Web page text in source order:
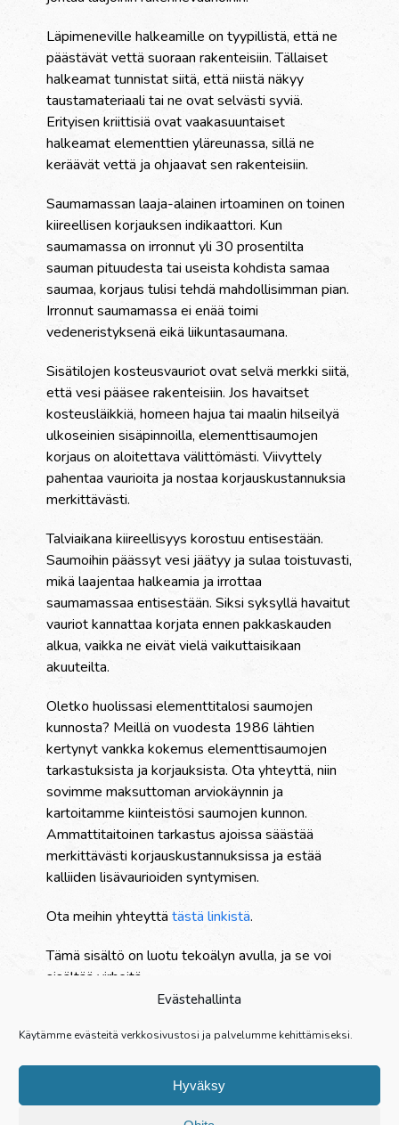
Evästehallinta
Käytämme evästeitä verkkosivustosi ja palvelumme kehittämiseksi.
Hyväksy
Läpimeneville halkeamille on tyypillistä, että ne
päästävät vettä suoraan rakenteisiin. Tällaiset
halkeamat tunnistat siitä, että niistä näkyy
taustamateriaali tai ne ovat selvästi syviä.
Erityisen kriittisiä ovat vaakasuuntaiset
halkeamat elementtien yläreunassa, sillä ne
keräävät vettä ja ohjaavat sen rakenteisiin.
Saumamassan laaja-alainen irtoaminen on toinen
kiireellisen korjauksen indikaattori. Kun
saumamassa on irronnut yli 30 prosentilta
sauman pituudesta tai useista kohdista samaa
saumaa, korjaus tulisi tehdä mahdollisimman pian.
Irronnut saumamassa ei enää toimi
vedeneristyksenä eikä liikuntasaumana.
Sisätilojen kosteusvauriot ovat selvä merkki siitä,
että vesi pääsee rakenteisiin. Jos havaitset
kosteusläikkiä, homeen hajua tai maalin hilseilyä
ulkoseinien sisäpinnoilla, elementtisaumojen
korjaus on aloitettava välittömästi. Viivyttely
pahentaa vaurioita ja nostaa korjauskustannuksia
merkittävästi.
Talviaikana kiireellisyys korostuu entisestään.
Saumoihin päässyt vesi jäätyy ja sulaa toistuvasti,
mikä laajentaa halkeamia ja irrottaa
saumamassaa entisestään. Siksi syksyllä havaitut
vauriot kannattaa korjata ennen pakkaskauden
alkua, vaikka ne eivät vielä vaikuttaisikaan
akuuteilta.
Oletko huolissasi elementtitalosi saumojen
kunnosta? Meillä on vuodesta 1986 lähtien
kertynyt vankka kokemus elementtisaumojen
tarkastuksista ja korjauksista. Ota yhteyttä, niin
sovimme maksuttoman arviokäynnin ja
kartoitamme kiinteistösi saumojen kunnon.
Ammattitaitoinen tarkastus ajoissa säästää
merkittävästi korjauskustannuksissa ja estää
kalliiden lisävaurioiden syntymisen.
Ota meihin yhteyttätästä linkistä.
Tämä sisältö on luotu tekoälyn avulla, ja se voi
sisältää virheitä.
Palvelut